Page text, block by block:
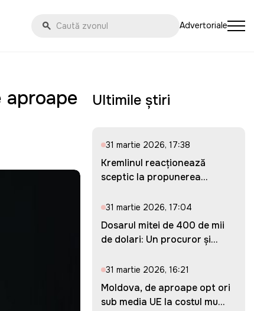
Advertoriale
aproape
Ultimile știri
31 martie 2026, 17:38
Kremlinul reacționează
sceptic la propunerea
31 martie 2026, 17:04
Dosarul mitei de 400 de mii
de dolari: Un procuror și...
31 martie 2026, 16:21
Moldova, de aproape opt ori
sub media UE la costul mu...